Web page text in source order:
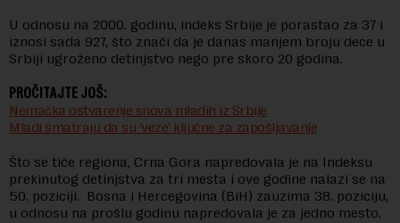
U odnosu na 2000. godinu, indeks Srbije je porastao za 37 i
iznosi sada 927, što znači da je danas manjem broju dece u
Srbiji ugroženo detinjstvo nego pre skoro 20 godina.
PROČITAJTE JOŠ:
Nemačka ostvarenje snova mladih iz Srbije
Mladi smatraju da su ’veze’ ključne za zapošljavanje
Što se tiče regiona, Crna Gora napredovala je na Indeksu
prekinutog detinjstva za tri mesta i ove godine nalazi se na
50. poziciji. Bosna i Hercegovina (BiH) zauzima 38. poziciju,
u odnosu na prošlu godinu napredovala je za jedno mesto.